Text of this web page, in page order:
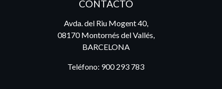
CONTACTO
Avda. del Riu Mogent 40,
08170 Montornés del Vallés,
BARCELONA
Teléfono: 900 293 783